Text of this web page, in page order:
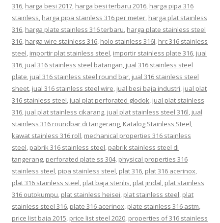
316, harga besi 2017, harga besi terbaru 2016, harga pipa 316
stainless, harga pipa stainless 316 per meter, harga plat stainless
316, harga plate stainless 316 terbaru, harga plate stainless steel
316, harga wire stainless 316, holo stainless 316l, hrc 316 stainless
steel, importir plat stainless steel, importir stainless plate 316, jual
316, jual 316 stainless steel batangan, jual 316 stainless steel
plate, jual 316 stainless steel round bar, jual 316 stainless steel
sheet, jual 316 stainless steel wire, jual besi baja industri, jual plat
316 stainless steel, jual plat perforated glodok, jual plat stainless
316, jual plat stainless cikarang, jual plat stainless steel 316l, jual
stainless 316 roundbar di tangerang, Katalog Stainless Steel,
kawat stainless 316 roll, mechanical properties 316 stainless
steel, pabrik 316 stainless steel, pabrik stainless steel di
tangerang, perforated plate ss 304, physical properties 316
stainless steel, pipa stainless steel, plat 316, plat 316 acerinox,
plat 316 stainless steel, plat baja stenlis, plat jindal, plat stainless
316 outokumpu, plat stainless heisei, plat stainless steel, plat
stainless steel 316, plate 316 acerinox, plate stainless 316 astm,
price list baja 2015, price list steel 2020, properties of 316 stainless